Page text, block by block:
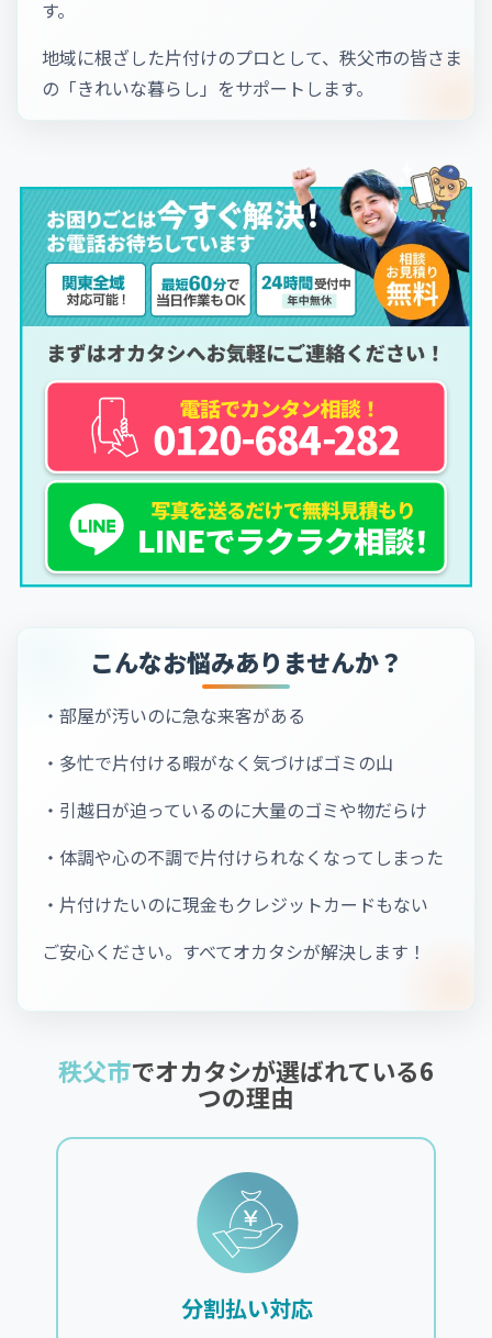
す。
地域に根ざした片付けのプロとして、秩父市の皆さま
の「きれいな暮らし」をサポートします。
こんなお悩みありませんか？
・部屋が汚いのに急な来客がある
・多忙で片付ける暇がなく気づけばゴミの山
・引越日が迫っているのに大量のゴミや物だらけ
・体調や心の不調で片付けられなくなってしまった
・片付けたいのに現金もクレジットカードもない
ご安心ください。すべてオカタシが解決します！
秩父市でオカタシが選ばれている6
つの理由
分割払い対応